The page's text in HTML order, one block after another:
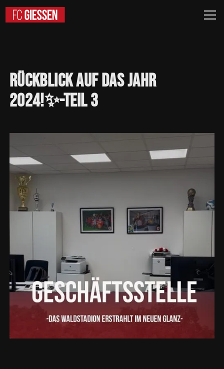
RückblickaufdasJahr
2024!✨-Teil3